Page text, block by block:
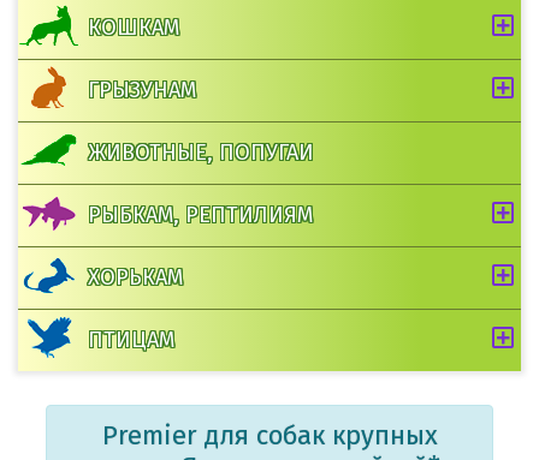
КОШКАМ
ГРЫЗУНАМ
ЖИВОТНЫЕ, ПОПУГАИ
РЫБКАМ, РЕПТИЛИЯМ
ХОРЬКАМ
ПТИЦАМ
Premier для собак крупных